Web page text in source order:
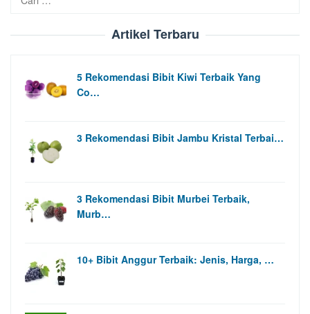
untuk:
Artikel Terbaru
5 Rekomendasi Bibit Kiwi Terbaik Yang
Co…
3 Rekomendasi Bibit Jambu Kristal Terbai…
3 Rekomendasi Bibit Murbei Terbaik,
Murb…
10+ Bibit Anggur Terbaik: Jenis, Harga, …